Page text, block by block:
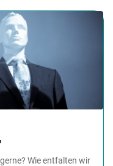
Wie entfalten wir